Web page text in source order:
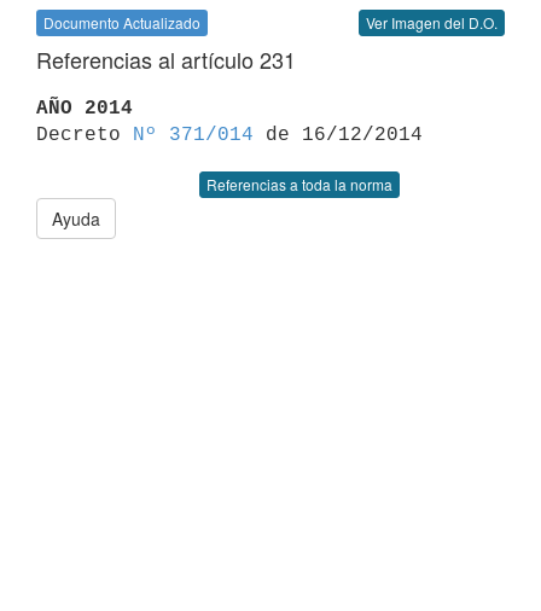
Documento Actualizado Ver Imagen del D.O.
Referencias al artículo 231
AÑO 2014
Decreto
Nº 371/014
Referencias a toda la norma
Ayuda